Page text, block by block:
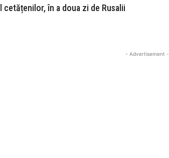
cetățenilor, în a doua zi de Rusalii
- Advertisement -